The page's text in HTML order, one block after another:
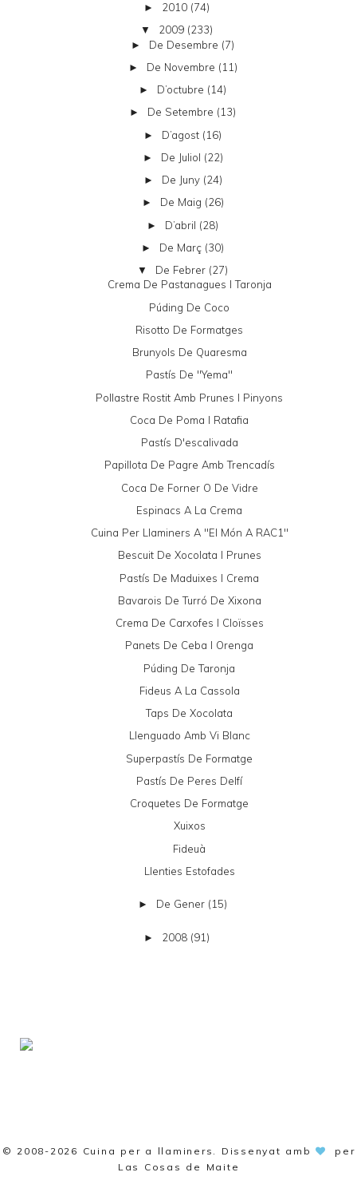
► 2010 (74)
▼ 2009 (233)
► De Desembre (7)
► De Novembre (11)
► D’octubre (14)
► De Setembre (13)
► D’agost (16)
► De Juliol (22)
► De Juny (24)
► De Maig (26)
► D’abril (28)
► De Març (30)
▼ De Febrer (27)
Crema De Pastanagues I Taronja
Púding De Coco
Risotto De Formatges
Brunyols De Quaresma
Pastís De "yema"
Pollastre Rostit Amb Prunes I Pinyons
Coca De Poma I Ratafia
Pastís D'escalivada
Papillota De Pagre Amb Trencadís
Coca De Forner O De Vidre
Espinacs A La Crema
Cuina Per Llaminers A "El Món A RAC1"
Bescuit De Xocolata I Prunes
Pastís De Maduixes I Crema
Bavarois De Turró De Xixona
Crema De Carxofes I Cloïsses
Panets De Ceba I Orenga
Púding De Taronja
Fideus A La Cassola
Taps De Xocolata
Llenguado Amb Vi Blanc
Superpastís De Formatge
Pastís De Peres Delfí
Croquetes De Formatge
Xuixos
Fideuà
Llenties Estofades
► De Gener (15)
► 2008 (91)
© 2008-2026 Cuina per a llaminers . Dissenyat amb
per
Las Cosas de Maite